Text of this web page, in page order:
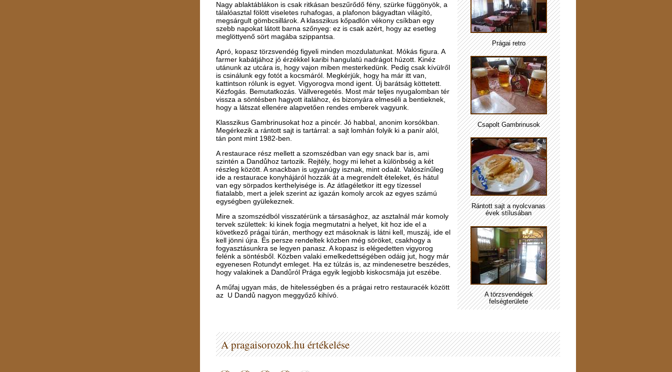
Prágai retro
Csapolt Gambrinusok
Rántott sajt a nyolcvanas
évek stílusában
A törzsvendégek
felségterülete
Nagy ablaktáblákon is csak ritkásan beszűrődő fény, szürke függönyök, a
tálalóasztal fölött viseletes ruhafogas, a plafonon bágyadtan világító,
megsárgult gömbcsillárok. A klasszikus kőpadlón vékony csíkban egy
szebb napokat látott barna szőnyeg: ez is csak azért, hogy az esetleg
meglöttyenő sört magába szippantsa.
Apró, kopasz törzsvendég figyeli minden mozdulatunkat. Mókás figura. A
farmer kabátjához jó érzékkel karibi hangulatú nadrágot húzott. Kinéz
utánunk az utcára is, hogy vajon miben mesterkedünk. Pedig csak kívülről
is csinálunk egy fotót a kocsmáról. Megkérjük, hogy ha már itt van,
kattintson rólunk is egyet. Vigyorogva mond igent. Új barátság köttetett.
Kézfogás. Bemutatkozás. Vállveregetés. Most már teljes nyugalomban tér
vissza a söntésben hagyott italához, és bizonyára elmeséli a bentieknek,
hogy a látszat ellenére alapvetően rendes emberek vagyunk.
Klasszikus Gambrinusokat hoz a pincér. Jó habbal, anonim korsókban.
Megérkezik a rántott sajt is tartárral: a sajt lomhán folyik ki a panír alól,
tán pont mint 1982-ben.
A restaurace rész mellett a szomszédban van egy snack bar is, ami
szintén a Dandůhoz tartozik. Rejtély, hogy mi lehet a különbség a két
részleg között. A snackban is ugyanúgy isznak, mint odaát. Valószínűleg
ide a restaurace konyhájáról hozzák át a megrendelt ételeket, és hátul
van egy sörpados kerthelyisége is. Az átlagéletkor itt egy tízessel
fiatalabb, mert a jelek szerint az igazán komoly arcok az egyes számú
egységben gyülekeznek.
Mire a szomszédból visszatérünk a társasághoz, az asztalnál már komoly
tervek születtek: ki kinek fogja megmutatni a helyet, kit hoz ide el a
következő prágai túrán, merthogy ezt másoknak is látni kell, muszáj, ide el
kell jönni újra. És persze rendeltek közben még söröket, csakhogy a
fogyasztásunkra se legyen panasz. A kopasz is elégedetten vigyorog
felénk a söntésből. Közben valaki emelkedettségében odáig jut, hogy már
egyenesen Rotundyt emleget. Ha ez túlzás is, az mindenesetre beszédes,
hogy valakinek a Dandůról Prága egyik legjobb kiskocsmája jut eszébe.
A műfaj ugyan más, de hitelességben és a prágai retro restauracék között
az U Dandů nagyon meggyőző kihívó.
A pragaisorozok.hu értékelése